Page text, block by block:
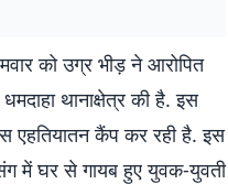
को उग्र भीड़ ने आरोपित
थानाक्षेत्र की है. इस
एहतियातन कैंप कर रही है. इस
में घर से गायब हुए युवक-युवती